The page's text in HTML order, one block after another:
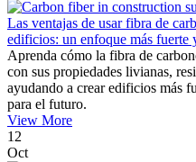
Las ventajas de usar fibra de
edificios: un enfoque más fuerte
Aprenda cómo la fibra de
con sus propiedades livianas,
ayudando a crear edificios más
para el futuro.
View More
12
Oct